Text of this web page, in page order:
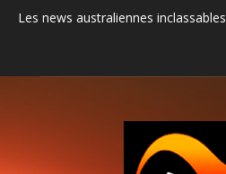
Les news australiennes inclassables